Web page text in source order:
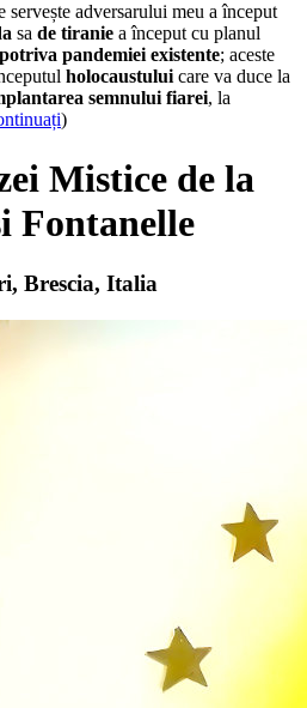
servește adversarului meu a început
sa de tiranie a început cu planul
pandemiei existente; aceste
holocaustului care va duce la
semnului fiarei, la
)
Mistice de la
Fontanelle
Brescia, Italia